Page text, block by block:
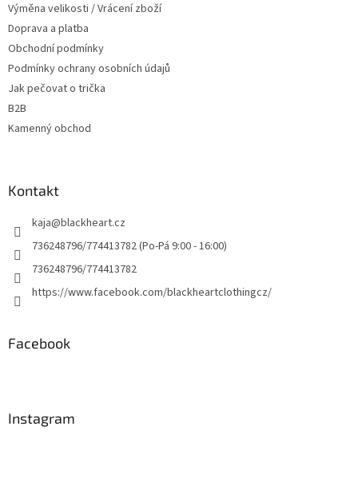
Výměna velikosti / Vrácení zboží
Doprava a platba
Obchodní podmínky
Podmínky ochrany osobních údajů
Jak pečovat o trička
B2B
Kamenný obchod
Kontakt
kaja@blackheart.cz
736248796/774413782 (Po-Pá 9:00 - 16:00)
736248796/774413782
https://www.facebook.com/blackheartclothingcz/
Facebook
Instagram